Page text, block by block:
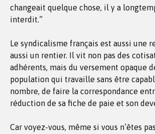
changeait quelque chose, il y a
interdit.”
Le syndicalisme français est aussi une
aussi un rentier. Il vit non pas des
adhérents, mais du versement opaque
population qui travaille sans être
nombre, de faire la correspondance
réduction de sa fiche de paie et son
Car voyez-vous, même si vous n’êtes